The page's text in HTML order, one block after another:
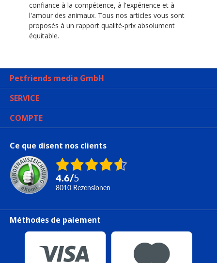
confiance à la compétence, à l'expérience et à
l'amour des animaux. Tous nos articles vous sont
proposés à un rapport qualité-prix absolument
équitable.
Petfriends media GmbH
SERVICE
COMPTE
Ce que disent nos clients
4.6/5
8010 Rezensionen
Méthodes de paiement